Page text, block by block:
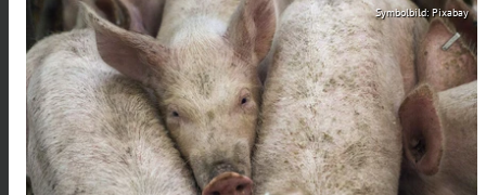
Symbolbild: Pixabay